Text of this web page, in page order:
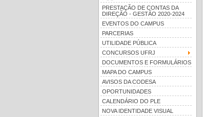
PRESTAÇÃO DE CONTAS DA
DIREÇÃO - GESTÃO 2020-2024
EVENTOS DO CAMPUS
PARCERIAS
UTILIDADE PÚBLICA
CONCURSOS UFRJ
DOCUMENTOS E FORMULÁRIOS
MAPA DO CAMPUS
AVISOS DA CODESA
OPORTUNIDADES
CALENDÁRIO DO PLE
NOVA IDENTIDADE VISUAL
UFRJ 100 anos